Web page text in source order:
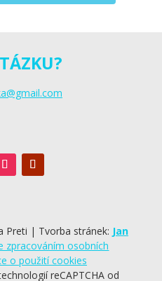
Preti | Tvorba stránek: Jan
zpracováním osobních
o použití cookies
reCAPTCHA od